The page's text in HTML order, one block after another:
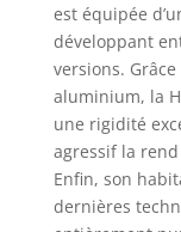
est équipée
développant
versions.
aluminium, la
une rigidité
agressif la
Enfin, son
dernières